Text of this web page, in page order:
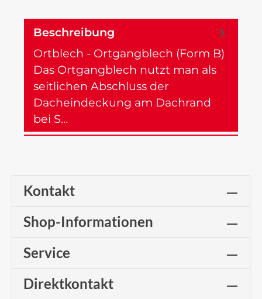
Beschreibung
Ortblech - Ortgangblech (Form B)
Das Ortgangblech nutzt man als
seitlichen Abschluss der
Dacheindeckung am Dachrand
bei S…
Kontakt
Shop-Informationen
Service
Direktkontakt